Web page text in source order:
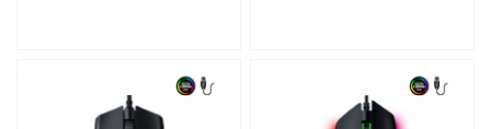
Dareu (30 triệu lần nhấn)